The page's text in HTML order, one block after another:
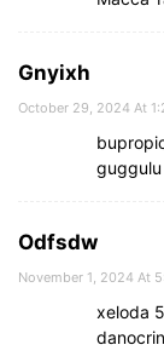
Gnyixh
October 29, 2024 At
Odfsdw
November 1, 2024 At
xeloda